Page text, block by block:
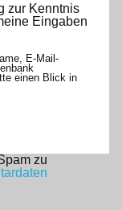
zur Kenntnis
Eingaben
E-Mail-
einen Blick in
zu